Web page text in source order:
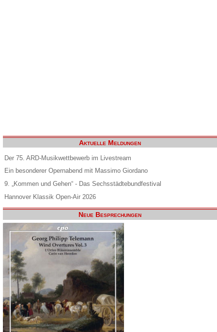
Aktuelle Meldungen
Der 75. ARD-Musikwettbewerb im Livestream
Ein besonderer Opernabend mit Massimo Giordano
9. „Kommen und Gehen“ - Das Sechsstädtebundfestival
Hannover Klassik Open-Air 2026
Neue Besprechungen